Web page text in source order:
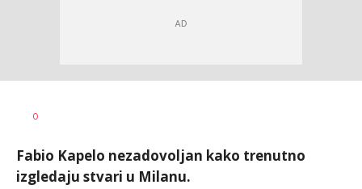
AUTOR
0
Fabio Kapelo nezadovoljan kako trenutno
izgledaju stvari u Milanu.